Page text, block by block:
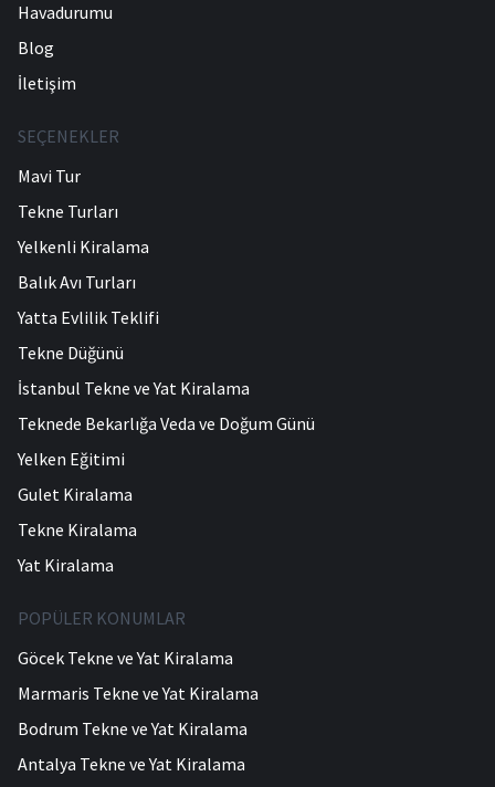
Havadurumu
Blog
İletişim
SEÇENEKLER
Mavi Tur
Tekne Turları
Yelkenli Kiralama
Balık Avı Turları
Yatta Evlilik Teklifi
Tekne Düğünü
İstanbul Tekne ve Yat Kiralama
Teknede Bekarlığa Veda ve Doğum Günü
Yelken Eğitimi
Gulet Kiralama
Tekne Kiralama
Yat Kiralama
POPÜLER KONUMLAR
Göcek Tekne ve Yat Kiralama
Marmaris Tekne ve Yat Kiralama
Bodrum Tekne ve Yat Kiralama
Antalya Tekne ve Yat Kiralama